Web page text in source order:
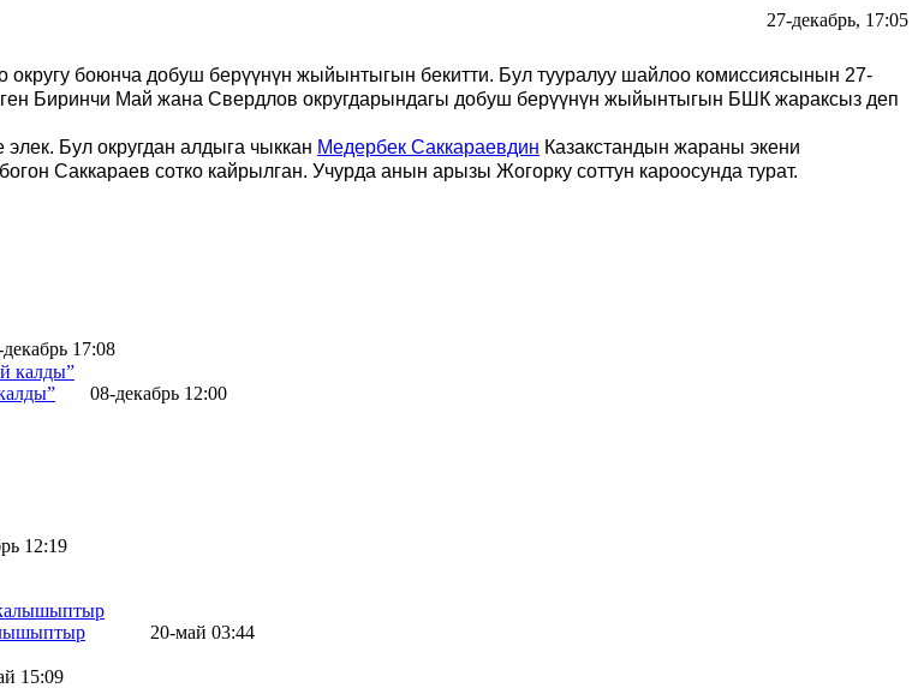
27-декабрь, 17:05
боюнча добуш берүүнүн жыйынтыгын бекитти. Бул тууралуу шайлоо комиссиясынын 27-
Биринчи Май жана Свердлов округдарындагы добуш берүүнүн жыйынтыгын БШК жараксыз деп
Бул округдан алдыга чыккан Медербек Саккараевдин Казакстандын жараны экени
Саккараев сотко кайрылган. Учурда анын арызы Жогорку соттун кароосунда турат.
декабрь 17:08
08-декабрь 12:00
12:19
20-май 03:44
15:09